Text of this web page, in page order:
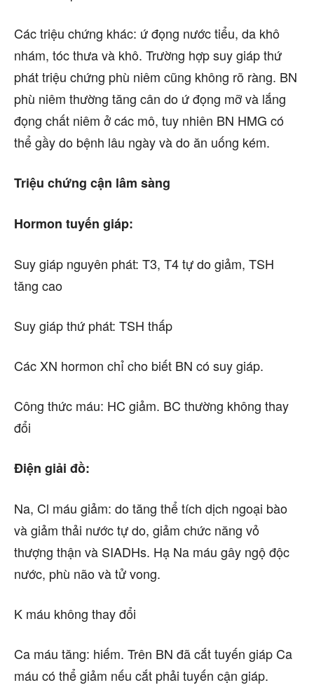
Các triệu chứng khác: ứ đọng nước tiểu, da khô
nhám, tóc thưa và khô. Trường hợp suy giáp thứ
phát triệu chứng phù niêm cũng không rõ ràng. BN
phù niêm thường tăng cân do ứ đọng mỡ và lắng
đọng chất niêm ở các mô, tuy nhiên BN HMG có
thể gầy do bệnh lâu ngày và do ăn uống kém.
Triệu chứng cận lâm sàng
Hormon tuyến giáp:
Suy giáp nguyên phát: T3, T4 tự do giảm, TSH
tăng cao
Suy giáp thứ phát: TSH thấp
Các XN hormon chỉ cho biết BN có suy giáp.
Công thức máu: HC giảm. BC thường không thay
đổi
Điện giải đồ:
Na, Cl máu giảm: do tăng thể tích dịch ngoại bào
và giảm thải nước tự do, giảm chức năng vỏ
thượng thận và SIADHs. Hạ Na máu gây ngộ độc
nước, phù não và tử vong.
K máu không thay đổi
Ca máu tăng: hiếm. Trên BN đã cắt tuyến giáp Ca
máu có thể giảm nếu cắt phải tuyến cận giáp.